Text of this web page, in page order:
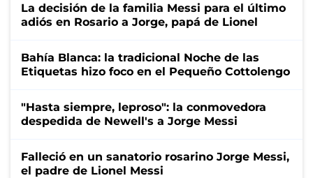
La decisión de la familia Messi para el último
adiós en Rosario a Jorge, papá de Lionel
Bahía Blanca: la tradicional Noche de las
Etiquetas hizo foco en el Pequeño Cottolengo
"Hasta siempre, leproso": la conmovedora
despedida de Newell's a Jorge Messi
Falleció en un sanatorio rosarino Jorge Messi,
el padre de Lionel Messi